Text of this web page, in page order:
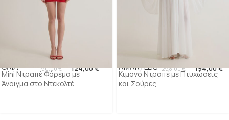
GAIA 190,00€ 124,00€
Mini Ντραπέ Φόρεμα με
Άνοιγμα στο Ντεκολτέ
AMARYLLIS 298,00€ 194,00€
Κιμονό Ντραπέ με Πτυχώσεις
και Σούρες